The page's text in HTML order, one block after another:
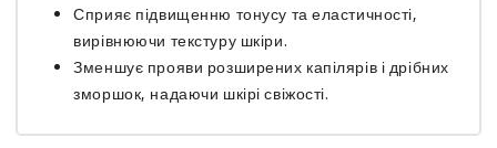
Сприяє підвищенню тонусу та еластичності,
вирівнюючи текстуру шкіри.
Зменшує прояви розширених капілярів і дрібних
зморшок, надаючи шкірі свіжості.